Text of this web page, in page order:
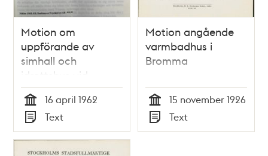
Motion om
uppförande av
simhall och
idrottshus vid
blivand Kärrtorps IP
Tid
16 april 1962
Typ
Text
Motion angående
varmbadhus i
Bromma
Tid
15 november 1926
Typ
Text